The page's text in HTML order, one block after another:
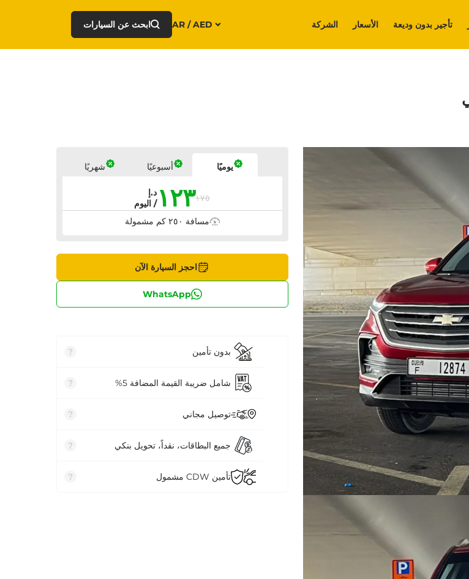
تأجير بدون وديعة الأسعار الشركة AR / AED ابحث عن السيارات
الأسعاريوميًا أسبوعيًا شهريًا
١٧٥١٢٣د.إ
/ اليوم
مسافة ٢٥٠ كم مشمولة
احجز السيارة الآن
WhatsApp
بدون تأمين ?
شامل ضريبة القيمة المضافة 5% ?
توصيل مجاني ?
جميع البطاقات، نقداً، تحويل بنكي ?
تأمين CDW مشمول ?